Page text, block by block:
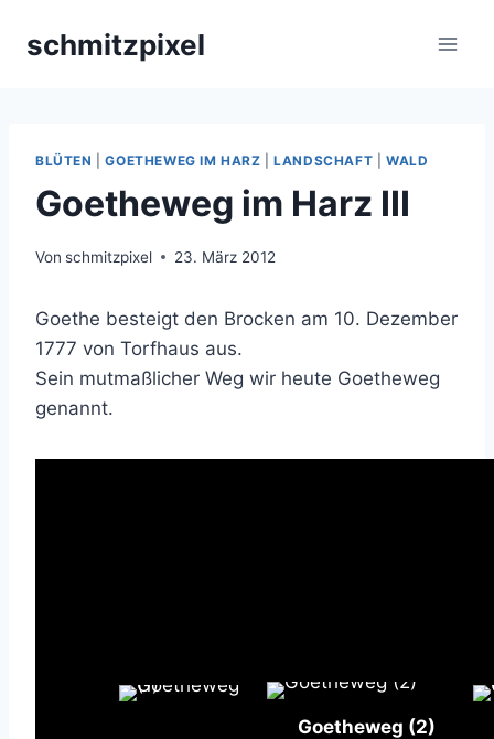
Inhaltschmitzpixel
BLÜTEN |GOETHEWEG IM HARZ |LANDSCHAFT |WALD
Goetheweg im Harz III
Von schmitzpixel 23. März 2012
Goethe besteigt den Brocken am 10. Dezember
1777 von Torfhaus aus.
Sein mutmaßlicher Weg wir heute Goetheweg
genannt.
Goetheweg (2)